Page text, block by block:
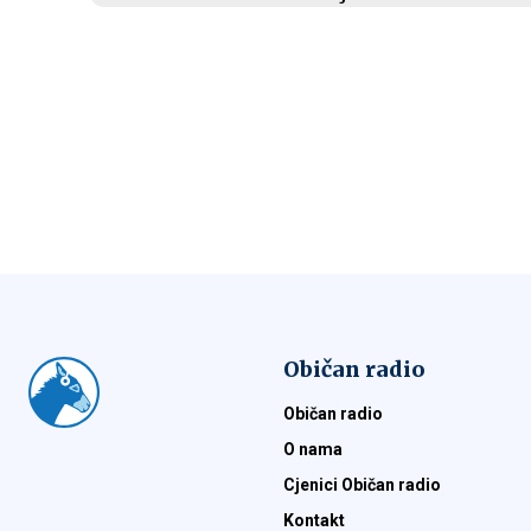
Običan radio
Običan radio
O nama
Cjenici Običan radio
Kontakt